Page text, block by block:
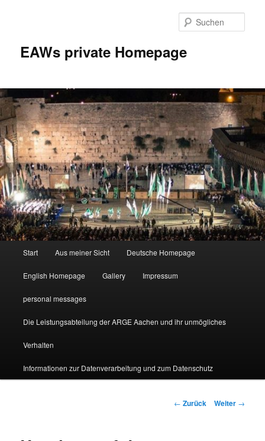
EAWs private Homepage
Start Aus meiner Sicht Deutsche Homepage
English Homepage Gallery Impressum
personal messages
Die Leistungsabteilung der ARGE Aachen und ihr unmögliches
Verhalten
Informationen zur Datenverarbeitung und zum Datenschutz
Beitragsnavigation
← Zurück Weiter →